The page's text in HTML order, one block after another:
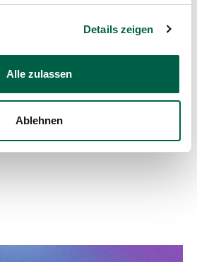
Details zeigen
Alle zulassen
Ablehnen